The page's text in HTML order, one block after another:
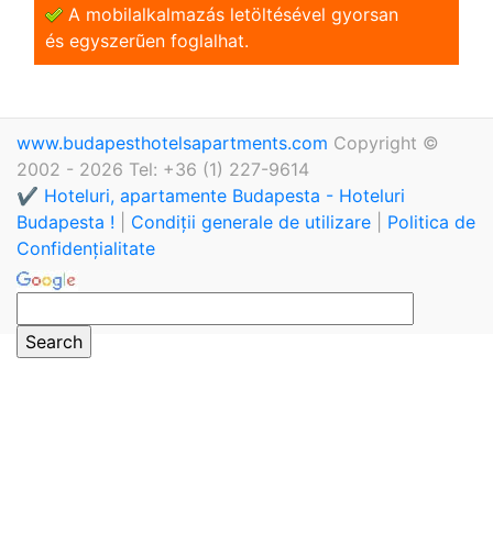
A mobilalkalmazás letöltésével gyorsan
és egyszerũen foglalhat.
www.budapesthotelsapartments.com Copyright ©
2002 - 2026 Tel: +36 (1) 227-9614
✔️ Hoteluri, apartamente Budapesta - Hoteluri
Budapesta !
Condiții generale de utilizare
Politica de
Confidențialitate